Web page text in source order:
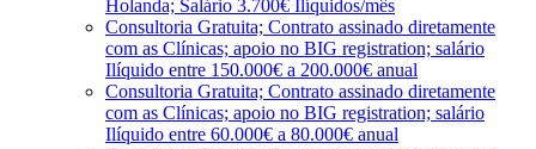
Holanda; Salário 3.700€ Ilíquidos/mês
Consultoria Gratuita; Contrato assinado diretamente
com as Clínicas; apoio no BIG registration; salário
Ilíquido entre 150.000€ a 200.000€ anual
Consultoria Gratuita; Contrato assinado diretamente
com as Clínicas; apoio no BIG registration; salário
Ilíquido entre 60.000€ a 80.000€ anual